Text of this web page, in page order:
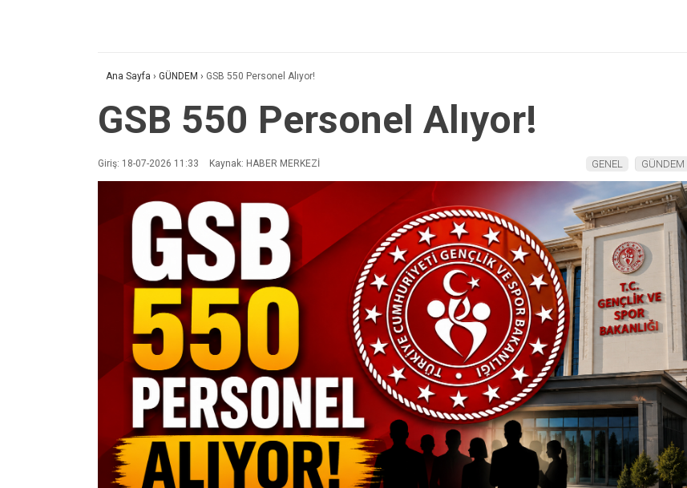
Ana Sayfa › GÜNDEM › GSB 550 Personel Alıyor!
GSB 550 Personel Alıyor!
Giriş: 18-07-2026 11:33 Kaynak: HABER MERKEZİ GENEL GÜNDEM